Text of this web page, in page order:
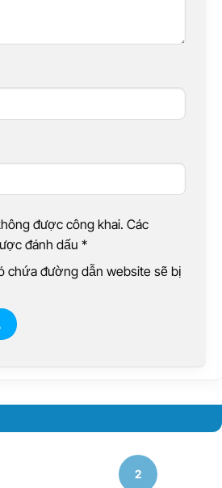
được công khai. Các
đánh dấu *
chứa đường dẫn website sẽ bị